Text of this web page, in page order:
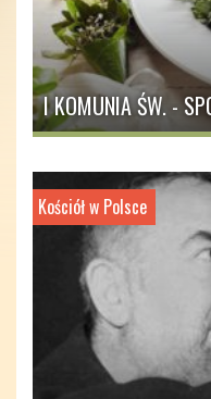
I KOMUNIA ŚW. -
Kościół w Polsce